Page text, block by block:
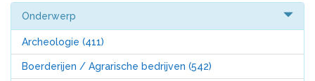
Onderwerp
Archeologie (411)
Boerderijen / Agrarische bedrijven (542)